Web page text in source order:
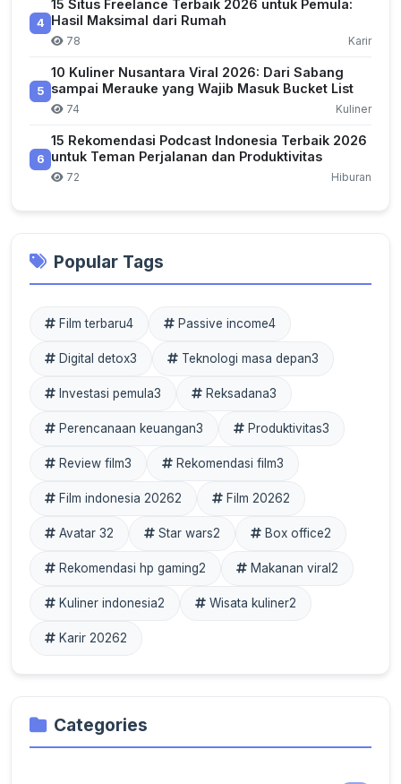
4
15 Situs Freelance Terbaik 2026 untuk Pemula:
Hasil Maksimal dari Rumah
78 Karir
5
10 Kuliner Nusantara Viral 2026: Dari Sabang
sampai Merauke yang Wajib Masuk Bucket List
74 Kuliner
6
15 Rekomendasi Podcast Indonesia Terbaik 2026
untuk Teman Perjalanan dan Produktivitas
72 Hiburan
Popular Tags
Film terbaru4 Passive income4
Digital detox3 Teknologi masa depan3
Investasi pemula3 Reksadana3
Perencanaan keuangan3 Produktivitas3
Review film3 Rekomendasi film3
Film indonesia 20262 Film 20262
Avatar 32 Star wars2 Box office2
Rekomendasi hp gaming2 Makanan viral 2
Kuliner indonesia2 Wisata kuliner2
Karir 20262
Categories